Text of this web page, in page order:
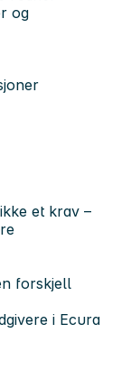
og
et krav –
forskjell
i Ecura